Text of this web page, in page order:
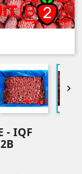

- IQF